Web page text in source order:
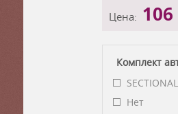
Цена:
Комплект
Нет